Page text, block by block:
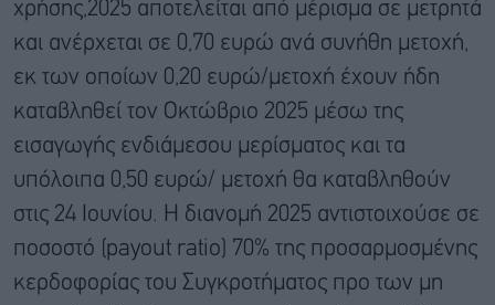
χρήσης,2025 αποτελείται από μέρισμα σε μετρητά
και ανέρχεται σε 0,70 ευρώ ανά συνήθη μετοχή,
εκ των οποίων 0,20 ευρώ/μετοχή έχουν ήδη
καταβληθεί τον Οκτώβριο 2025 μέσω της
εισαγωγής ενδιάμεσου μερίσματος και τα
υπόλοιπα 0,50 ευρώ/ μετοχή θα καταβληθούν
στις 24 Ιουνίου. Η διανομή 2025 αντιστοιχούσε σε
ποσοστό (payout ratio) 70% της προσαρμοσμένης
κερδοφορίας του Συγκροτήματος προ των μη